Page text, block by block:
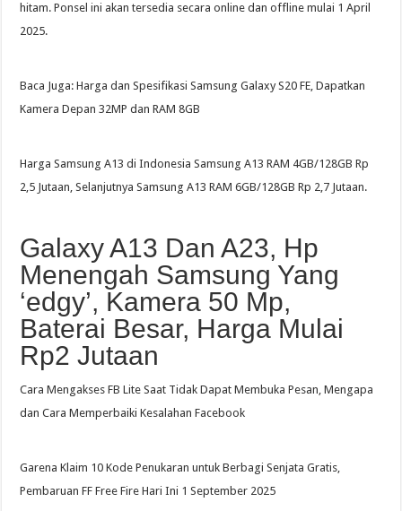
hitam. Ponsel ini akan tersedia secara online dan offline mulai 1 April
2025.
Baca Juga: Harga dan Spesifikasi Samsung Galaxy S20 FE, Dapatkan
Kamera Depan 32MP dan RAM 8GB
Harga Samsung A13 di Indonesia Samsung A13 RAM 4GB/128GB Rp
2,5 Jutaan, Selanjutnya Samsung A13 RAM 6GB/128GB Rp 2,7 Jutaan.
Galaxy A13 Dan A23, Hp
Menengah Samsung Yang
‘edgy’, Kamera 50 Mp,
Baterai Besar, Harga Mulai
Rp2 Jutaan
Cara Mengakses FB Lite Saat Tidak Dapat Membuka Pesan, Mengapa
dan Cara Memperbaiki Kesalahan Facebook
Garena Klaim 10 Kode Penukaran untuk Berbagi Senjata Gratis,
Pembaruan FF Free Fire Hari Ini 1 September 2025